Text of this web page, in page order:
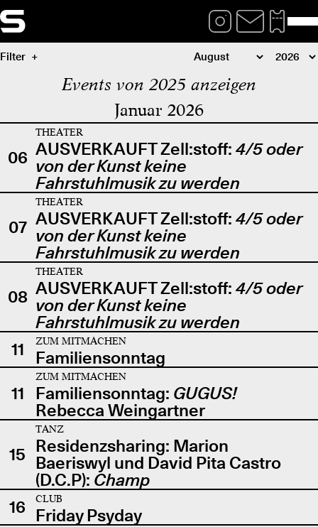
Filter
Events von 2025 anzeigen
Januar 2026
06
THEATER
AUSVERKAUFT Zell:stoff: 4/5 oder
von der Kunst keine
Fahrstuhlmusik zu werden
07
THEATER
AUSVERKAUFT Zell:stoff: 4/5 oder
von der Kunst keine
Fahrstuhlmusik zu werden
08
THEATER
AUSVERKAUFT Zell:stoff: 4/5 oder
von der Kunst keine
Fahrstuhlmusik zu werden
11
ZUM MITMACHEN
Familiensonntag
11
ZUM MITMACHEN
Familiensonntag: GUGUS!
Rebecca Weingartner
15
TANZ
Residenzsharing: Marion
Baeriswyl und David Pita Castro
(D.C.P): Champ
16
CLUB
Friday Psyday